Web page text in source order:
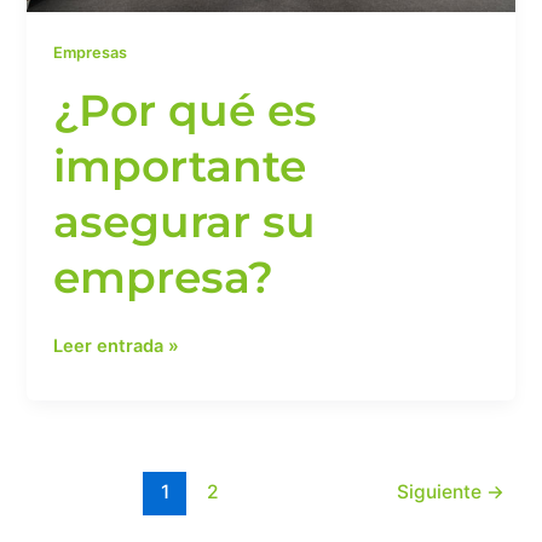
Empresas
¿Por qué es
importante
asegurar su
empresa?
Leer entrada »
1 2 Siguiente →